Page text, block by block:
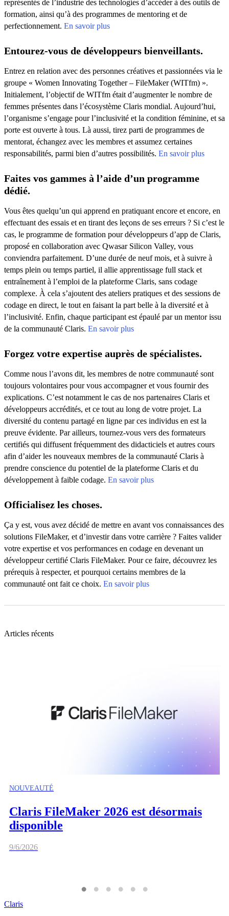
représentés de l’industrie des technologies d’accéder à des outils de
formation, ainsi qu’à des programmes de mentoring et de
perfectionnement. En savoir plus
Entourez-vous de développeurs bienveillants.
Entrez en relation avec des personnes créatives et passionnées via le
groupe « Women Innovating Together – FileMaker (WITfm) ».
Initialement, l’objectif de WITfm était d’augmenter le nombre de
femmes présentes dans l’écosystème Claris mondial. Aujourd’hui,
l’organisme s’engage pour l’inclusivité et la condition féminine, et sa
porte est ouverte à tous. Là aussi, tirez parti de programmes de
mentorat, échangez avec les membres et assumez certaines
responsabilités, parmi bien d’autres possibilités. En savoir plus
Faites vos gammes à l’aide d’un programme
dédié.
Vous êtes quelqu’un qui apprend en pratiquant encore et encore, en
effectuant des essais et en tirant des leçons de ses erreurs ? Si c’est le
cas, le programme de formation pour développeurs d’app de Claris,
proposé en collaboration avec Qwasar Silicon Valley, vous
conviendra parfaitement. D’une durée de neuf mois, et à suivre à
temps plein ou temps partiel, il allie apprentissage full stack et
entraînement à l’emploi de la plateforme Claris, sans codage
complexe. À cela s’ajoutent des ateliers pratiques et des sessions de
codage en direct, le tout en faisant la part belle à la diversité et à
l’inclusivité. Enfin, chaque participant est épaulé par un mentor issu
de la communauté Claris. En savoir plus
Forgez votre expertise auprès de spécialistes.
Comme nous l’avons dit, les membres de notre communauté sont
toujours volontaires pour vous accompagner et vous fournir des
explications. C’est notamment le cas de nos partenaires Claris et
développeurs accrédités, et ce tout au long de votre projet. La
diversité du contenu partagé en ligne par ces individus en est la
preuve évidente. Par ailleurs, tournez-vous vers des formateurs
certifiés qui diffusent fréquemment des didacticiels et autres cours
afin d’aider les nouveaux membres de la communauté Claris à
prendre conscience du potentiel de la plateforme Claris et du
développement à faible codage. En savoir plus
Officialisez les choses.
Ça y est, vous avez décidé de mettre en avant vos connaissances des
solutions FileMaker, et d’investir dans votre carrière ? Faites valider
votre expertise et vos performances en codage en devenant un
développeur certifié Claris FileMaker. Pour ce faire, découvrez les
prérequis à respecter, et pourquoi certains membres de la
communauté ont fait ce choix. En savoir plus
Articles récents
NOUVEAUTÉ
Claris FileMaker 2026 est désormais
disponible
9/6/2026
Claris